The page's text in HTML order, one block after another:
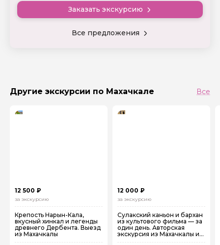
стереотипы о Дагестане и о его жителях. Обещаю
показать вам такие места, где от глубины каньонов
захватывает дух, а от кристальной чистоты горного
Все предложения
Заказать экскурсию
Другие экскурсии по Махачкале Все
12 500 ₽
за экскурсию
Крепость Нарын‑Кала,
вкусный хинкал и легенды
древнего Дербента. Выезд
из Махачкалы
12 000 ₽
за экскурсию
Сулакский каньон и бархан
из культового фильма — за
один день. Авторская
экскурсия из Махачкалы и
Каспийска